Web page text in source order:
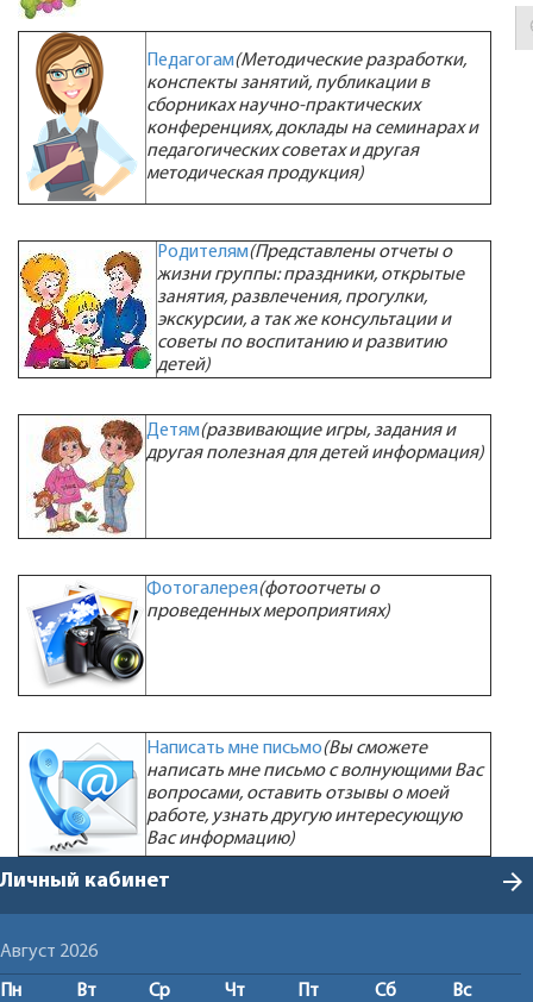
Педагогам(Методические разработки,
конспекты занятий, публикации в
сборниках научно-практических
конференциях, доклады на семинарах и
педагогических советах и другая
методическая продукция)
Родителям(Представлены отчеты о
жизни группы: праздники, открытые
занятия, развлечения, прогулки,
экскурсии, а так же консультации и
советы по воспитанию и развитию
детей)
Детям(развивающие игры, задания и
другая полезная для детей информация)
Фотогалерея(фотоотчеты о
проведенных мероприятиях)
Написать мне письмо(Вы сможете
написать мне письмо с волнующими Вас
вопросами, оставить отзывы о моей
работе, узнать другую интересующую
Вас информацию)
Личный кабинет arrow_forward
Август 2026
Пн Вт Ср Чт Пт Сб
Вс